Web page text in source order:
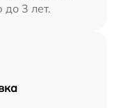
до 3 лет.